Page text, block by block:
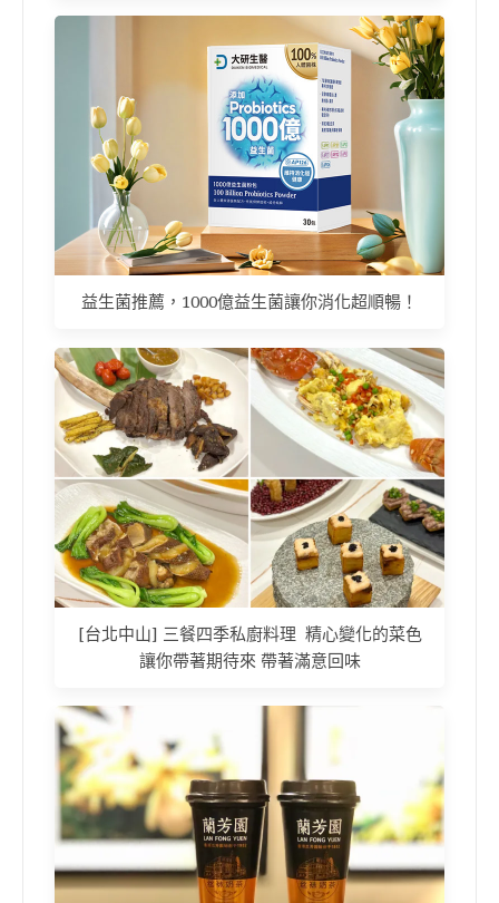
益生菌推薦，1000億益生菌讓你消化超順暢！
[台北中山] 三餐四季私廚料理 精心變化的菜色
讓你帶著期待來 帶著滿意回味